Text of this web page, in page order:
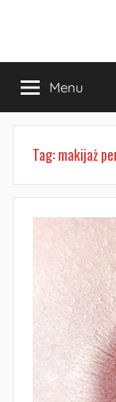
Menu
Tag:makijaż